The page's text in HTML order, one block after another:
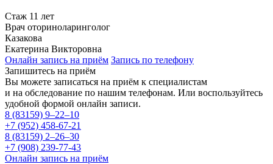
Стаж 11 лет
Врач оториноларинголог
Казакова
Екатерина Викторовна
Онлайн запись на приём Запись по телефону
Запишитесь на приём
Вы можете записаться на приём к специалистам
и на обследование по нашим телефонам. Или воспользуйтесь
удобной формой онлайн записи.
8 (83159) 9–22–10
+7 (952) 458-67-21
8 (83159) 2–26–30
+7 (908) 239-77-43
Онлайн запись на приём